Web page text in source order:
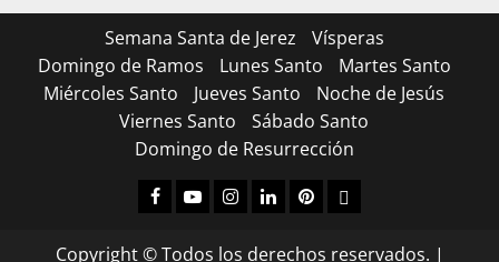
Semana Santa de Jerez
Vísperas
Domingo de Ramos
Lunes Santo
Martes Santo
Miércoles Santo
Jueves Santo
Noche de Jesús
Viernes Santo
Sábado Santo
Domingo de Resurrección
Facebook
YoutubeInstagram
LinkedPinterestDribbble
Copyright © Todos los derechos reservados. |